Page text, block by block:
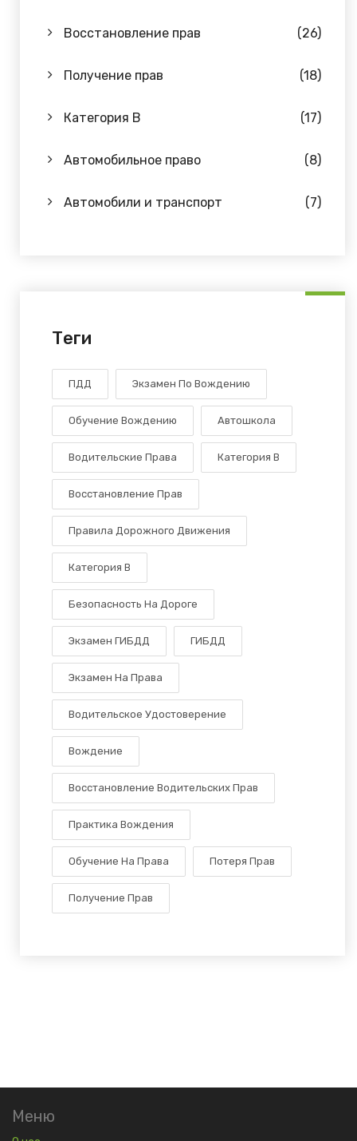
Восстановление прав (26)
Получение прав (18)
Категория B (17)
Автомобильное право (8)
Автомобили и транспорт (7)
Теги
ПДД Экзамен По Вождению
Обучение Вождению Автошкола
Водительские Права Категория В
Восстановление Прав
Правила Дорожного Движения
Категория B
Безопасность На Дороге
Экзамен ГИБДД ГИБДД
Экзамен На Права
Водительское Удостоверение
Вождение
Восстановление Водительских Прав
Практика Вождения
Обучение На Права Потеря Прав
Получение Прав
Меню